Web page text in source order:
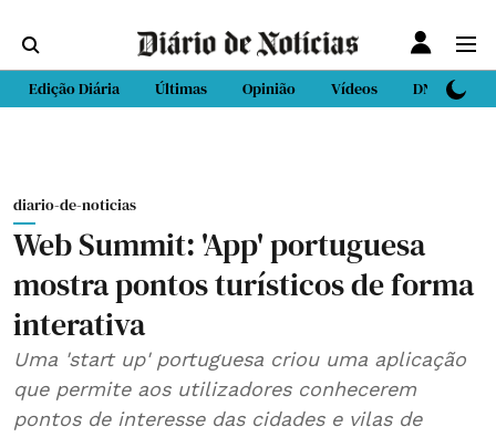
Edição Diária Últimas Opinião Vídeos DN Sport
diario-de-noticias
Web Summit: 'App' portuguesa
mostra pontos turísticos de forma
interativa
Uma 'start up' portuguesa criou uma aplicação
que permite aos utilizadores conhecerem
pontos de interesse das cidades e vilas de